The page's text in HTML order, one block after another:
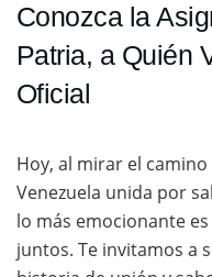
Conozca la
Patria, a Quién
Oficial
Hoy, al mirar el
Venezuela unida por
lo más emocionante
juntos. Te invitamos a